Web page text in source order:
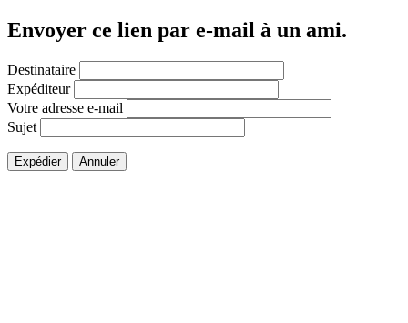
Envoyer ce lien par e-mail à un ami.
Destinataire
Expéditeur
Votre adresse e-mail
Sujet
Expédier Annuler